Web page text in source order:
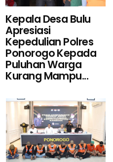
Kepala Desa Bulu
Apresiasi
Kepedulian Polres
Ponorogo Kepada
Puluhan Warga
Kurang Mampu...